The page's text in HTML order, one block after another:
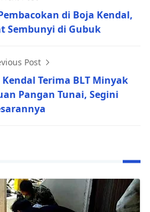
di Boja Kendal,
Sembunyi di Gubuk
Post
Terima BLT Minyak
Pangan Tunai, Segini